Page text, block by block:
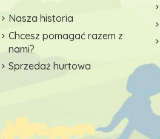
Nasza historia
Chcesz pomagać razem z
nami?
Sprzedaż hurtowa